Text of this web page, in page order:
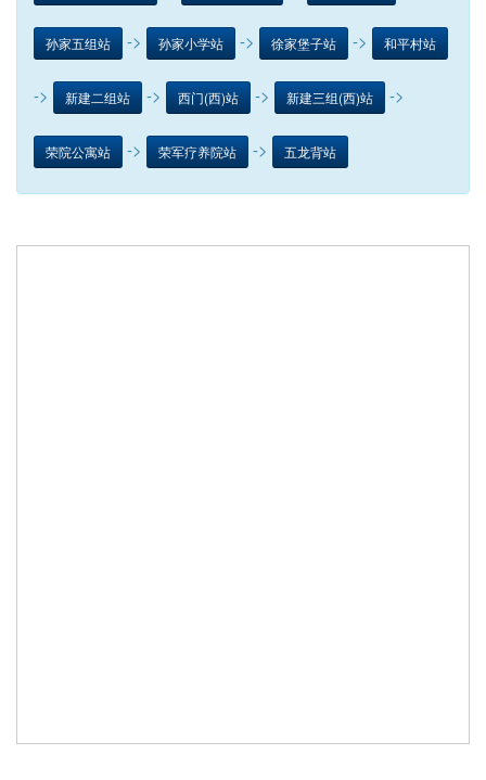
孙家五组站 -> 孙家小学站 -> 徐家堡子站 -> 和平村站
-> 新建二组站 -> 西门(西)站 -> 新建三组(西)站 ->
荣院公寓站 -> 荣军疗养院站 -> 五龙背站